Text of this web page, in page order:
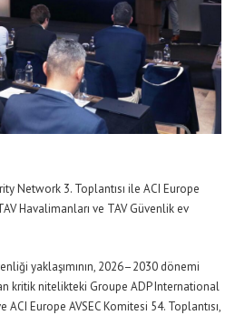
Network 3. Toplantısı ile ACI Europe
Havalimanları ve TAV Güvenlik ev
yaklaşımının, 2026–2030 dönemi
kritik nitelikteki Groupe ADP International
ACI Europe AVSEC Komitesi 54. Toplantısı,